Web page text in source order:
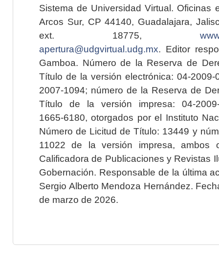
Sistema de Universidad Virtual. Oficinas
Arcos Sur, CP 44140, Guadalajara,
ext. 18775,
apertura@udgvirtual.udg.mx. Editor
Gamboa. Número de la Reserva de
Título de la versión electrónica: 04-2009-
2007-1094; número de la Reserva de
Título de la versión impresa: 04-2009-
1665-6180, otorgados por el Instituto
Número de Licitud de Título: 13449 y
11022 de la versión impresa, ambos
Calificadora de Publicaciones y Revistas
Gobernación. Responsable de la última
Sergio Alberto Mendoza Hernández.
de marzo de 2026.